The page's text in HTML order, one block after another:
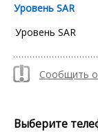
Уровень SAR
Уровень SAR
Сообщить
Выберите